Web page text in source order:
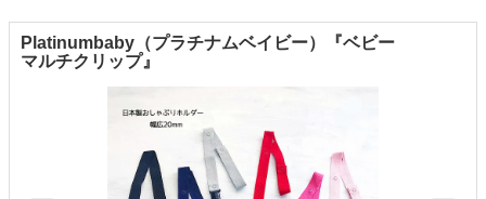
Platinumbaby（プラチナムベイビー）『ベビー
マルチクリップ』